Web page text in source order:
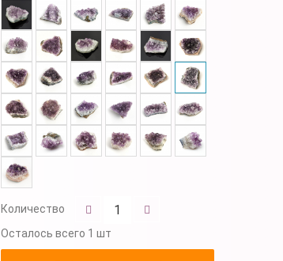
Количество
Осталось всего 1 шт